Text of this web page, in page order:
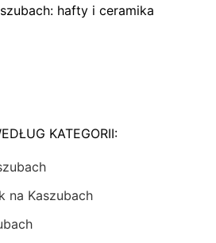
hafty i ceramika
KATEGORII:
na Kaszubach